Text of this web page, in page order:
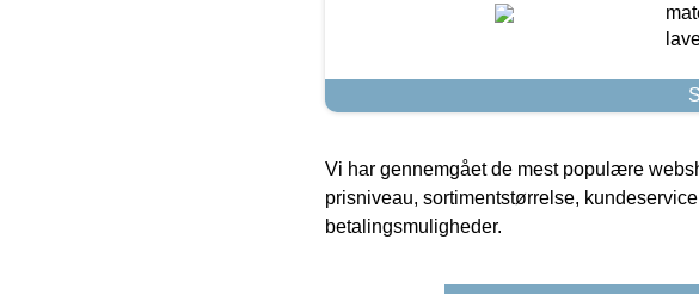
Vi har gennemgået de mest populære
prisniveau, sortimentstørrelse,
betalingsmuligheder.